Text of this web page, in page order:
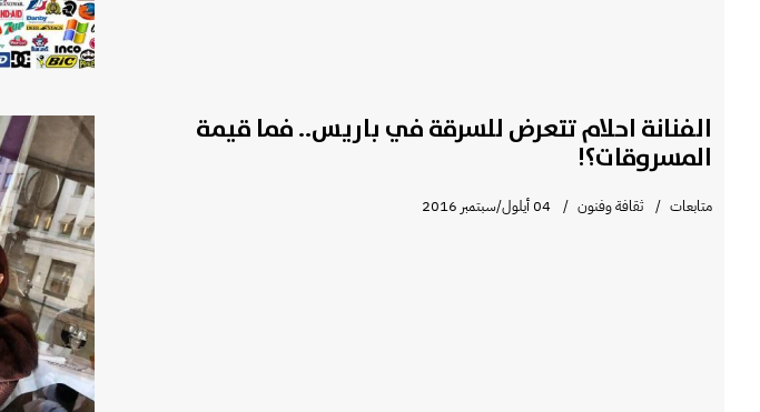
الفنانة احلام تتعرض للسرقة في باريس.. فما قيمة
المسروقات؟!
متابعات ثقافة وفنون 04 أيلول/سبتمبر 2016